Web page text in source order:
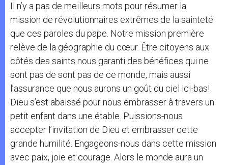
Il n’y a pas de meilleurs mots pour résumer la
mission de révolutionnaires extrêmes de la sainteté
que ces paroles du pape. Notre mission première
relève de la géographie du cœur. Être citoyens aux
côtés des saints nous garanti des bénéfices qui ne
sont pas de sont pas de ce monde, mais aussi
l’assurance que nous aurons un goût du ciel ici-bas!
Dieu s’est abaissé pour nous embrasser à travers un
petit enfant dans une étable. Puissions-nous
accepter l’invitation de Dieu et embrasser cette
grande humilité. Engageons-nous dans cette mission
avec paix, joie et courage. Alors le monde aura un